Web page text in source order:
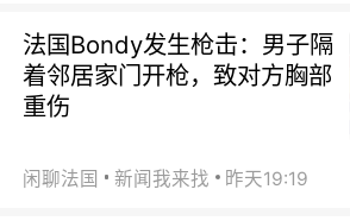
法国Bondy发生枪击：男子隔
着邻居家门开枪，致对方胸部
重伤
闲聊法国 新闻我来找 昨天19:19